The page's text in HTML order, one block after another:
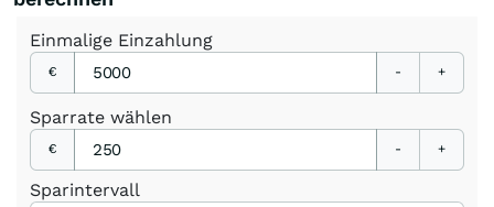
Einmalige Einzahlung
€ - +
Sparrate wählen
€ - +
Sparintervall